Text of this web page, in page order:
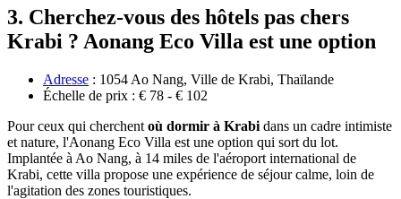
3. Cherchez-vous des hôtels pas chers
Krabi ? Aonang Eco Villa est une option
Adresse : 1054 Ao Nang, Ville de Krabi, Thaïlande
Échelle‎ de prix : € 78 - € 102
Pour ceux qui‎ cherchent où dormir à Krabi dans un cadre intimiste
et nature, l'Aonang Eco Villa est une‎ option qui sort du lot.
Implantée à Ao Nang, à 14 miles de l'aéroport international de‎
Krabi, cette villa propose une expérience de séjour calme, loin de
l'agitation des zones touristiques.